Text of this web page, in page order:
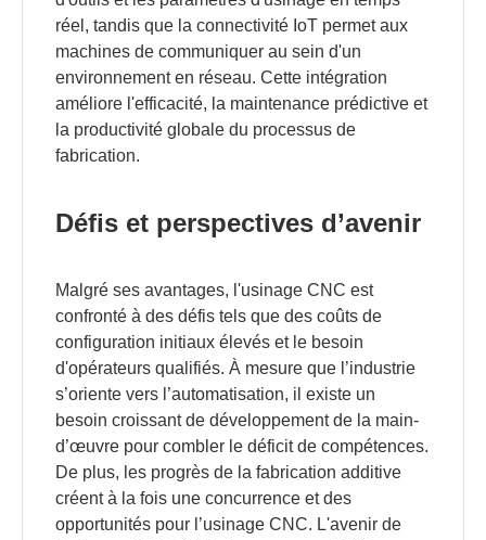
réel, tandis que la connectivité IoT permet aux
machines de communiquer au sein d'un
environnement en réseau. Cette intégration
améliore l'efficacité, la maintenance prédictive et
la productivité globale du processus de
fabrication.
Défis et perspectives d’avenir
Malgré ses avantages, l'usinage CNC est
confronté à des défis tels que des coûts de
configuration initiaux élevés et le besoin
d'opérateurs qualifiés. À mesure que l’industrie
s’oriente vers l’automatisation, il existe un
besoin croissant de développement de la main-
d’œuvre pour combler le déficit de compétences.
De plus, les progrès de la fabrication additive
créent à la fois une concurrence et des
opportunités pour l’usinage CNC. L'avenir de